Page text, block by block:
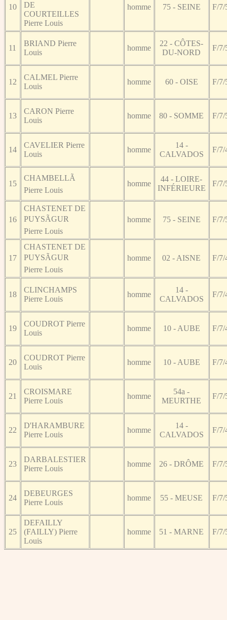
10
DE
COURTEILLES
Pierre Louis
homme 75 - SEINE F/7/
11
BRIAND Pierre
Louis
homme
22 - CÔTES-
DU-NORD
F/7/
12
CALMEL Pierre
Louis
homme 60 - OISE F/7/
13
CARON Pierre
Louis
homme 80 - SOMME F/7/
14
CAVELIER Pierre
Louis
homme
14 -
CALVADOS
F/7/
15
CHAMBELLÃ
Pierre Louis
homme
44 - LOIRE-
INFÉRIEURE
F/7/
16
CHASTENET DE
PUYSÃGUR
Pierre Louis
homme 75 - SEINE F/7/
17
CHASTENET DE
PUYSÃGUR
Pierre Louis
homme 02 - AISNE F/7/
18
CLINCHAMPS
Pierre Louis
homme
14 -
CALVADOS
F/7/
19
COUDROT Pierre
Louis
homme 10 - AUBE F/7/
20
COUDROT Pierre
Louis
homme 10 - AUBE F/7/
21
CROISMARE
Pierre Louis
homme
54a -
MEURTHE
F/7/
22
D'HARAMBURE
Pierre Louis
homme
14 -
CALVADOS
F/7/
23
DARBALESTIER
Pierre Louis
homme 26 - DRÔME F/7/
24
DEBEURGES
Pierre Louis
homme 55 - MEUSE F/7/
25
DEFAILLY
(FAILLY) Pierre
Louis
homme 51 - MARNE F/7/